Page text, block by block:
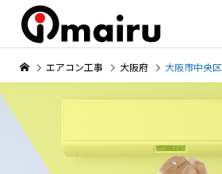
エアコン工事 大阪府 大阪市中央区